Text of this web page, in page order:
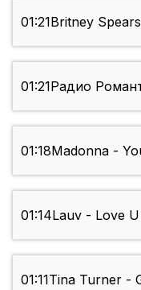
01:21Britney
01:21Радио
01:18Madonna -
01:14Lauv - Love
01:11Tina Turner -